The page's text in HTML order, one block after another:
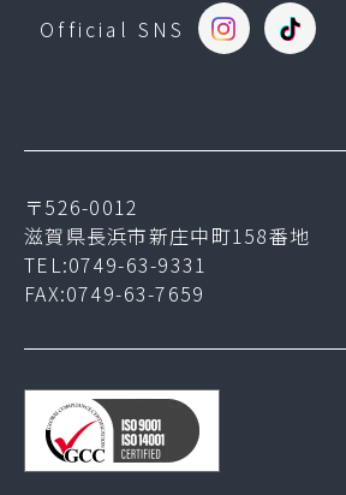
Official SNS
〒526-0012
滋賀県長浜市新庄中町158番地
TEL:0749-63-9331
FAX:0749-63-7659